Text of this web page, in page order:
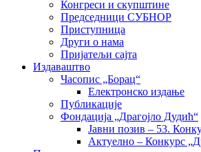
Конгреси и скупштине
Председници СУБНОР
Приступница
Други о нама
Пријатељи сајта
Издаваштво
Часопис „Борац“
Електронско издање
Публикације
Фондација „Драгојло Дудић“
Јавни позив – 53.
Актуелно – Конкурс